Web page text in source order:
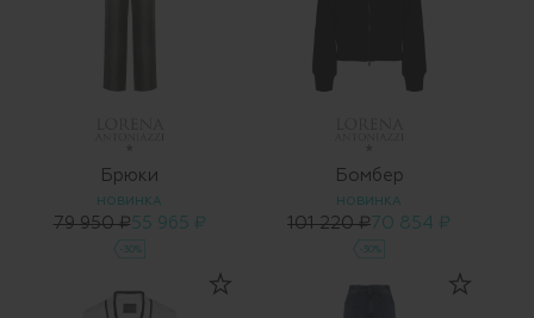
Брюки
НОВИНКА
79 950 ₽ 55 965 ₽
-30%
Бомбер
НОВИНКА
101 220 ₽70 854 ₽
-30%